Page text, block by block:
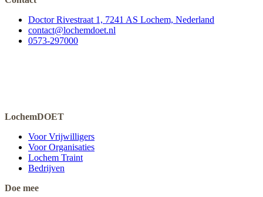
Doctor Rivestraat 1, 7241 AS Lochem, Nederland
contact@lochemdoet.nl
0573-297000
LochemDOET
Voor Vrijwilligers
Voor Organisaties
Lochem Traint
Bedrijven
Doe mee